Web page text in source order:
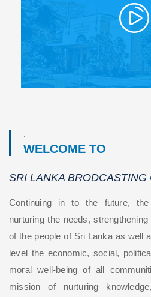
WELCOME TO
SRI LANKA BRODCASTING
Continuing in to the future,
nurturing the needs,
of the people of Sri Lanka as well
level the economic, social,
moral well-being of all
mission of nurturing